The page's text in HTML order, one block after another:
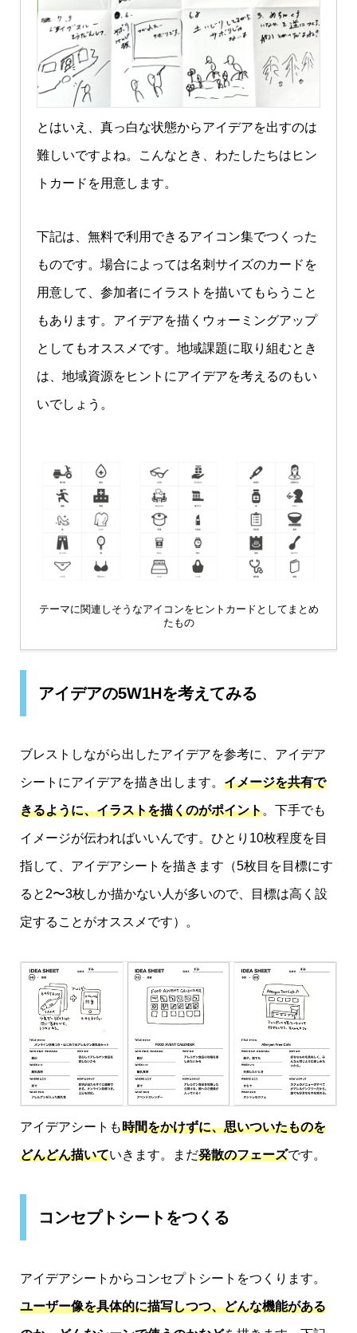
とはいえ、真っ白な状態からアイデアを出すのは
難しいですよね。こんなとき、わたしたちはヒン
トカードを用意します。
下記は、無料で利用できるアイコン集でつくった
ものです。場合によっては名刺サイズのカードを
用意して、参加者にイラストを描いてもらうこと
もあります。アイデアを描くウォーミングアップ
としてもオススメです。地域課題に取り組むとき
は、地域資源をヒントにアイデアを考えるのもい
いでしょう。
テーマに関連しそうなアイコンをヒントカードとしてまとめ
たもの
アイデアの5W1Hを考えてみる
ブレストしながら出したアイデアを参考に、アイデア
シートにアイデアを描き出します。 イメージを共有で
きるように、イラストを描くのがポイント。下手でも
イメージが伝わればいいんです。ひとり10枚程度を目
指して、アイデアシートを描きます（5枚目を目標にす
ると2〜3枚しか描かない人が多いので、目標は高く設
定することがオススメです）。
アイデアシートも時間をかけずに、思いついたものを
どんどん描いていきます。まだ発散のフェーズです。
コンセプトシートをつくる
アイデアシートからコンセプトシートをつくります。
ユーザー像を具体的に描写しつつ、どんな機能がある